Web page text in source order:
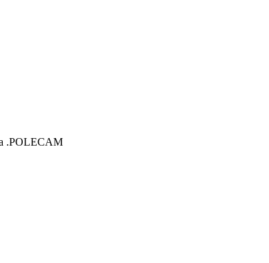
.POLECAM